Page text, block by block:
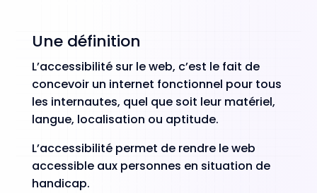
Une définition
L’accessibilité sur le web, c’est le fait de
concevoir un internet fonctionnel pour tous
les internautes, quel que soit leur matériel,
langue, localisation ou aptitude.
L’accessibilité permet de rendre le web
accessible aux personnes en situation de
handicap.